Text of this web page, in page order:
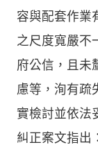
容與配套作業
之尺度寬嚴不
府公信，且未
慮等，洵有疏
實檢討並依法
糾正案文指出